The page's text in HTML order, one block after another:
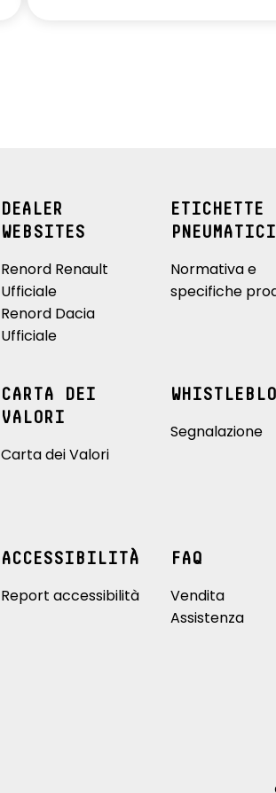
DEALER
WEBSITES
Renord Renault
Ufficiale
Renord Dacia
Ufficiale
ETICHETTE
PNEUMATICI
Normativa e
specifiche
CARTA DEI
VALORI
Carta dei Valori
Segnalazione
ACCESSIBILITÀ
Report accessibilità
FAQ
Vendita
Assistenza